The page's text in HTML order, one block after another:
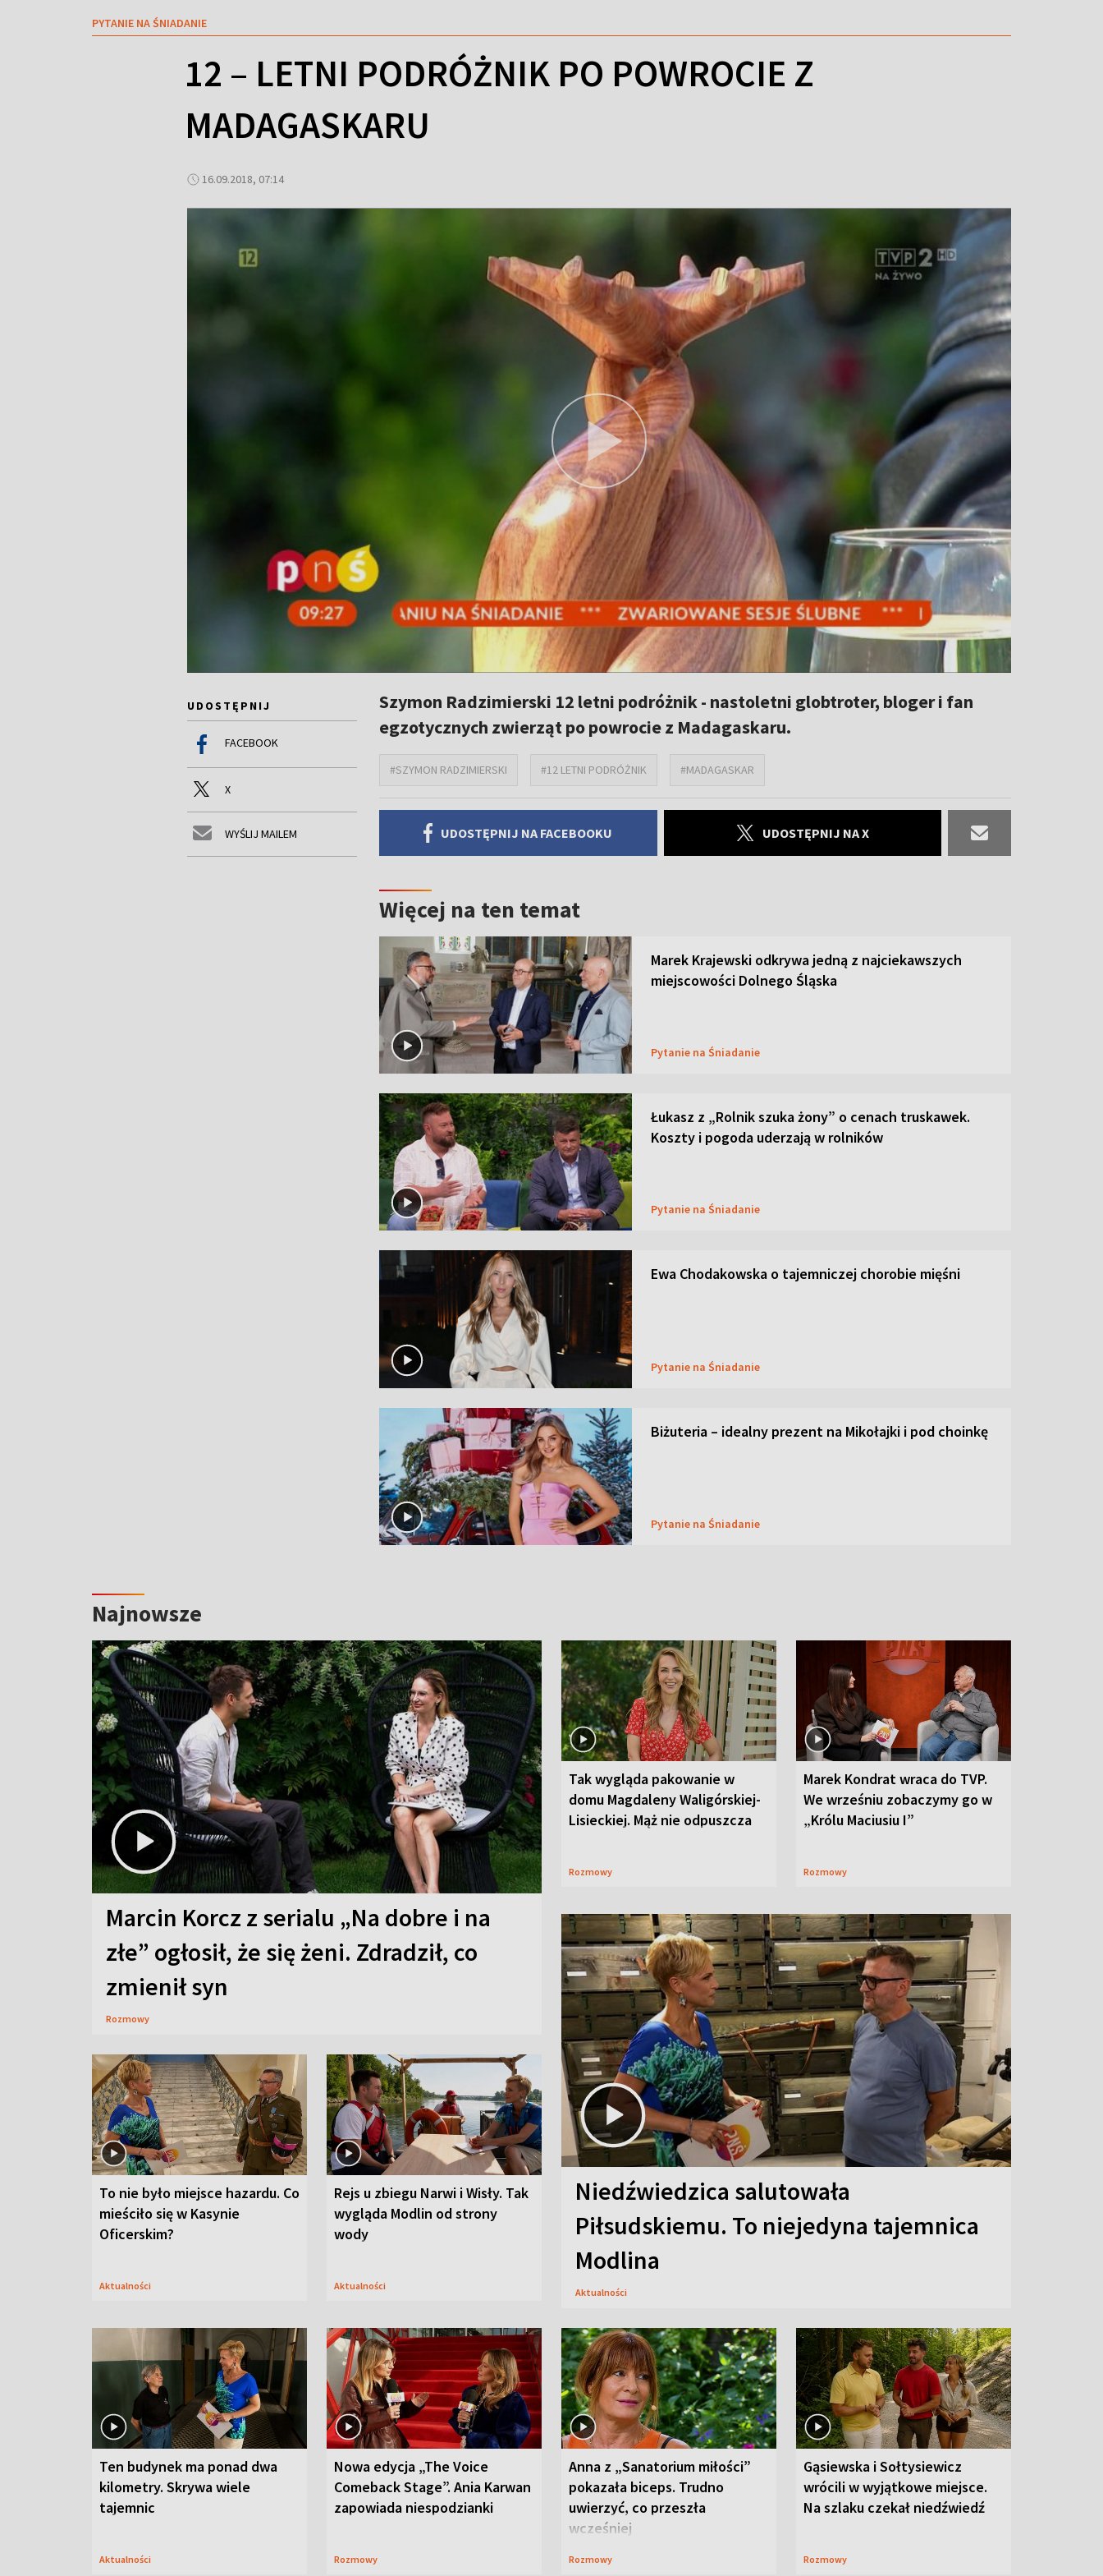
PYTANIE NA ŚNIADANIE
12 – LETNI PODRÓŻNIK PO POWROCIE Z
MADAGASKARU
16.09.2018, 07:14
UDOSTĘPNIJ
FACEBOOK
X
WYŚLIJ MAILEM
Szymon Radzimierski 12 letni podróżnik - nastoletni globtroter, bloger i fan
egzotycznych zwierząt po powrocie z Madagaskaru.
#SZYMON RADZIMIERSKI #12 LETNI PODRÓŻNIK #MADAGASKAR
UDOSTĘPNIJ NA FACEBOOKU UDOSTĘPNIJ NA X
Więcej na ten temat
Marek Krajewski odkrywa jedną z najciekawszych
miejscowości Dolnego Śląska
Pytanie na Śniadanie
Łukasz z „Rolnik szuka żony” o cenach truskawek.
Koszty i pogoda uderzają w rolników
Pytanie na Śniadanie
Ewa Chodakowska o tajemniczej chorobie mięśni
Pytanie na Śniadanie
Biżuteria – idealny prezent na Mikołajki i pod choinkę
Pytanie na Śniadanie
Najnowsze
Marcin Korcz z serialu „Na dobre i na
złe” ogłosił, że się żeni. Zdradził, co
zmienił syn
Rozmowy
Tak wygląda pakowanie w
domu Magdaleny Waligórskiej-
Lisieckiej. Mąż nie odpuszcza
Rozmowy
Marek Kondrat wraca do TVP.
We wrześniu zobaczymy go w
„Królu Maciusiu I”
Rozmowy
To nie było miejsce hazardu. Co
mieściło się w Kasynie
Oficerskim?
Aktualności
Rejs u zbiegu Narwi i Wisły. Tak
wygląda Modlin od strony
wody
Aktualności
Niedźwiedzica salutowała
Piłsudskiemu. To niejedyna tajemnica
Modlina
Aktualności
Ten budynek ma ponad dwa
kilometry. Skrywa wiele
tajemnic
Aktualności
Nowa edycja „The Voice
Comeback Stage”. Ania Karwan
zapowiada niespodzianki
Rozmowy
Anna z „Sanatorium miłości”
pokazała biceps. Trudno
uwierzyć, co przeszła
wcześniej
Rozmowy
Gąsiewska i Sołtysiewicz
wrócili w wyjątkowe miejsce.
Na szlaku czekał niedźwiedź
Rozmowy